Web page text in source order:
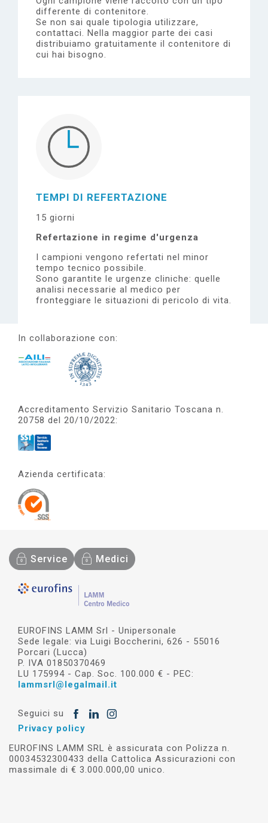
differente di contenitore.
Se non sai quale tipologia utilizzare,
contattaci. Nella maggior parte dei casi
distribuiamo gratuitamente il contenitore di
cui hai bisogno.
TEMPI DI REFERTAZIONE
15 giorni
Refertazione in regime d'urgenza
I campioni vengono refertati nel minor
tempo tecnico possibile.
Sono garantite le urgenze cliniche: quelle
analisi necessarie al medico per
fronteggiare le situazioni di pericolo di vita.
In collaborazione con:
Accreditamento Servizio Sanitario Toscana n.
20758 del 20/10/2022:
Azienda certificata:
Service Medici
EUROFINS LAMM Srl - Unipersonale
Sede legale: via Luigi Boccherini, 626 - 55016
Porcari (Lucca)
P. IVA 01850370469
LU 175994 - Cap. Soc. 100.000 € - PEC:
lammsrl@legalmail.it
Seguici su
Privacy policy
EUROFINS LAMM SRL è assicurata con Polizza n.
00034532300433 della Cattolica Assicurazioni con
massimale di € 3.000.000,00 unico.